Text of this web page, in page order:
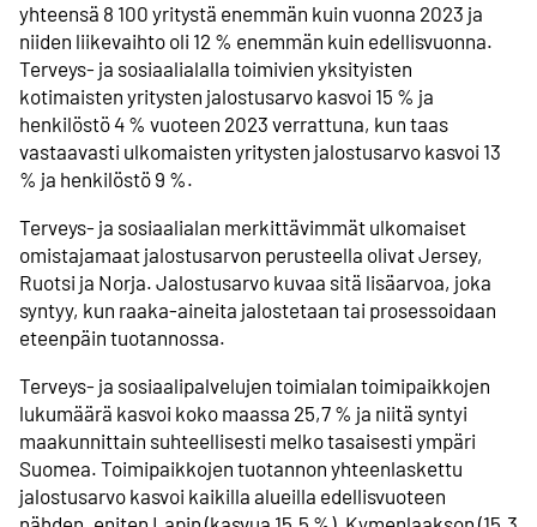
yhteensä 8 100 yritystä enemmän kuin vuonna 2023 ja
niiden liikevaihto oli 12 % enemmän kuin edellisvuonna.
Terveys- ja sosiaalialalla toimivien yksityisten
kotimaisten yritysten jalostusarvo kasvoi 15 % ja
henkilöstö 4 % vuoteen 2023 verrattuna, kun taas
vastaavasti ulkomaisten yritysten jalostusarvo kasvoi 13
% ja henkilöstö 9 %.
Terveys- ja sosiaalialan merkittävimmät ulkomaiset
omistajamaat jalostusarvon perusteella olivat Jersey,
Ruotsi ja Norja. Jalostusarvo kuvaa sitä lisäarvoa, joka
syntyy, kun raaka-aineita jalostetaan tai prosessoidaan
eteenpäin tuotannossa.
Terveys- ja sosiaalipalvelujen toimialan toimipaikkojen
lukumäärä kasvoi koko maassa 25,7 % ja niitä syntyi
maakunnittain suhteellisesti melko tasaisesti ympäri
Suomea. Toimipaikkojen tuotannon yhteenlaskettu
jalostusarvo kasvoi kaikilla alueilla edellisvuoteen